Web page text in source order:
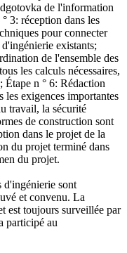
de l'information
3: réception dans les
pour connecter
existants;
de l'ensemble des
les calculs nécessaires,
Étape n ° 6: Rédaction
les exigences importantes
travail, la sécurité
de construction sont
dans le projet de la
du projet terminé dans
du projet.
d'ingénierie sont
et convenu. La
est toujours surveillée par
participé au